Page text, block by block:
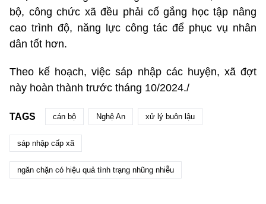
bộ, công chức xã đều phải cố gắng học tập nâng
cao trình độ, năng lực công tác để phục vụ nhân
dân tốt hơn.
Theo kế hoạch, việc sáp nhập các huyện, xã đợt
này hoàn thành trước tháng 10/2024./
TAGS cán bộ Nghệ An xử lý buôn lậu
sáp nhập cấp xã
ngăn chặn có hiệu quả tình trạng nhũng nhiễu